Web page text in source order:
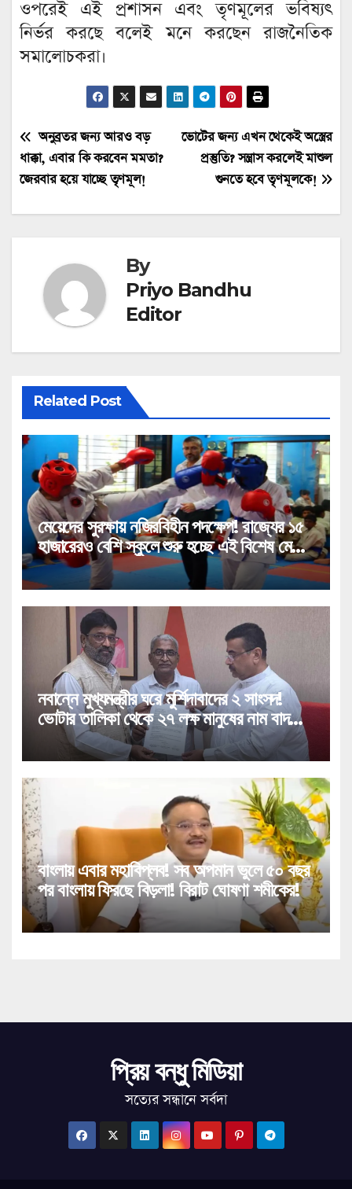
ওপরেই এই প্রশাসন এবং তৃণমূলের ভবিষ্যৎ
নির্ভর করছে বলেই মনে করছেন রাজনৈতিক
সমালোচকরা।
Post
navigation
ভোটের জন্য এখন থেকেই অস্ত্রের
প্রস্তুতি? সন্ত্রাস করলেই মাশুল
গুনতে হবে তৃণমূলকে!
অনুব্রতর জন্য আরও বড়
ধাক্কা, এবার কি করবেন মমতা?
জেরবার হয়ে যাচ্ছে তৃণমূল!
By
Priyo Bandhu
Editor
Related Post
মেয়েদের সুরক্ষায় নজিরবিহীন পদক্ষেপ! রাজ্যের ১৫
হাজারেরও বেশি স্কুলে শুরু হচ্ছে এই বিশেষ মেগা
প্রশিক্ষণ!
নবান্নে মুখ্যমন্ত্রীর ঘরে মুর্শিদাবাদের ২ সাংসদ!
ভোটার তালিকা থেকে ২৭ লক্ষ মানুষের নাম বাদ
পড়া নিয়ে বিরাট পদক্ষেপ!
বাংলায় এবার মহাবিপ্লব! সব অপমান ভুলে ৫০ বছর
পর বাংলায় ফিরছে বিড়লা! বিরাট ঘোষণা শমীকের!
প্রিয় বন্ধু মিডিয়া
সত্যের সন্ধানে সর্বদা